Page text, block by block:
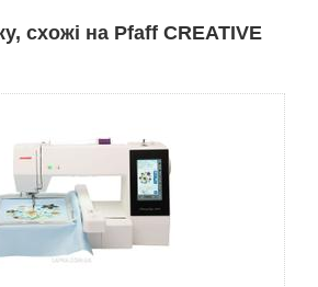
строчки
блискавки
і мала
схожі на Pfaff CREATIVE